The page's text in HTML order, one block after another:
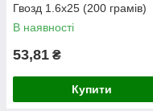
Гвозд 1.6х25 (200 грамів)
В наявності
53,81 ₴
Купити